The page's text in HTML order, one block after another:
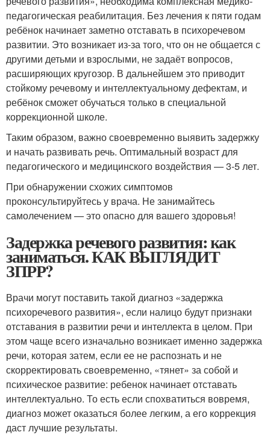
педагогическая реабилитация. Без лечения к пяти годам
ребёнок начинает заметно отставать в психоречевом
развитии. Это возникает из-за того, что он не общается с
другими детьми и взрослыми, не задаёт вопросов,
расширяющих кругозор. В дальнейшем это приводит
стойкому речевому и интеллектуальному дефектам, и
ребёнок сможет обучаться только в специальной
коррекционной школе.
Таким образом, важно своевременно выявить задержку
и начать развивать речь. Оптимальный возраст для
педагогического и медицинского воздействия — 3-5 лет.
При обнаружении схожих симптомов
проконсультируйтесь у врача. Не занимайтесь
самолечением — это опасно для вашего здоровья!
Задержка речевого развития: как
заниматься. КАК ВЫГЛЯДИТ
ЗПРР?
Врачи могут поставить такой диагноз «задержка
психоречевого развития», если налицо будут признаки
отставания в развитии речи и интеллекта в целом. При
этом чаще всего изначально возникает именно задержка
речи, которая затем, если ее не распознать и не
скорректировать своевременно, «тянет» за собой и
психическое развитие: ребенок начинает отставать
интеллектуально. То есть если спохватиться вовремя,
диагноз может оказаться более легким, а его коррекция
даст лучшие результаты.